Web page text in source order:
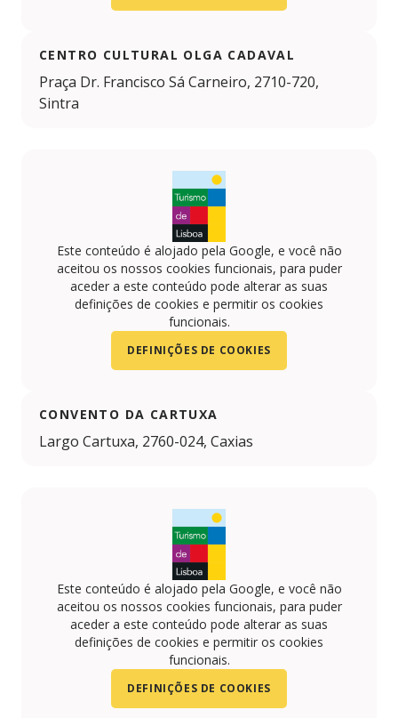
CENTRO CULTURAL OLGA CADAVAL
Praça Dr. Francisco Sá Carneiro, 2710-720,
Sintra
Este conteúdo é alojado pela Google, e você não
aceitou os nossos cookies funcionais, para puder
aceder a este conteúdo pode alterar as suas
definições de cookies e permitir os cookies
funcionais.
DEFINIÇÕES DE COOKIES
CONVENTO DA CARTUXA
Largo Cartuxa, 2760-024, Caxias
Este conteúdo é alojado pela Google, e você não
aceitou os nossos cookies funcionais, para puder
aceder a este conteúdo pode alterar as suas
definições de cookies e permitir os cookies
funcionais.
DEFINIÇÕES DE COOKIES